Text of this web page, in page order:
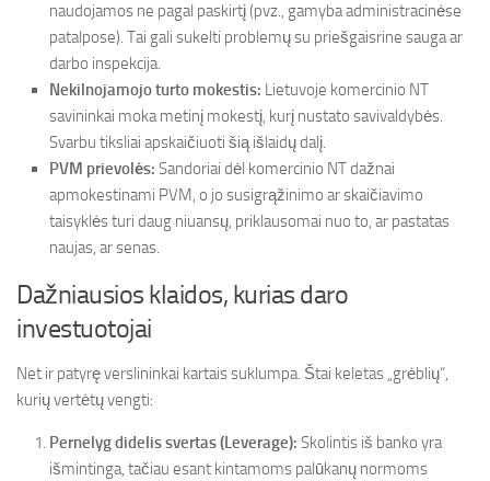
naudojamos ne pagal paskirtį (pvz., gamyba administracinėse
patalpose). Tai gali sukelti problemų su priešgaisrine sauga ar
darbo inspekcija.
Nekilnojamojo turto mokestis: Lietuvoje komercinio NT
savininkai moka metinį mokestį, kurį nustato savivaldybės.
Svarbu tiksliai apskaičiuoti šią išlaidų dalį.
PVM prievolės: Sandoriai dėl komercinio NT dažnai
apmokestinami PVM, o jo susigrąžinimo ar skaičiavimo
taisyklės turi daug niuansų, priklausomai nuo to, ar pastatas
naujas, ar senas.
Dažniausios klaidos, kurias daro
investuotojai
Net ir patyrę verslininkai kartais suklumpa. Štai keletas „grėblių“,
kurių vertėtų vengti:
Pernelyg didelis svertas (Leverage): Skolintis iš banko yra
išmintinga, tačiau esant kintamoms palūkanų normoms